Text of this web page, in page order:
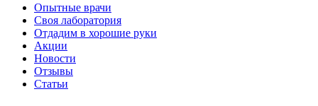
Опытные врачи
Своя лаборатория
Отдадим в хорошие руки
Акции
Новости
Отзывы
Статьи